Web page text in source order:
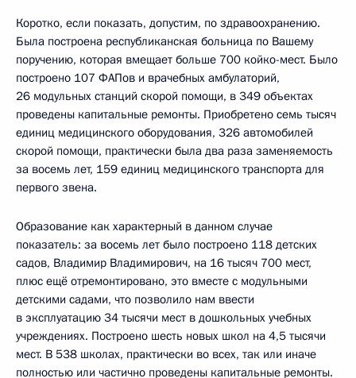
Коротко, если показать, допустим, по здравоохранению.
Была построена республиканская больница по Вашему
поручению, которая вмещает больше 700 койко-мест. Было
построено 107 ФАПов и врачебных амбулаторий,
26 модульных станций скорой помощи, в 349 объектах
проведены капитальные ремонты. Приобретено семь тысяч
единиц медицинского оборудования, 326 автомобилей
скорой помощи, практически была два раза заменяемость
за восемь лет, 159 единиц медицинского транспорта для
первого звена.
Образование как характерный в данном случае
показатель: за восемь лет было построено 118 детских
садов, Владимир Владимирович, на 16 тысяч 700 мест,
плюс ещё отремонтировано, это вместе с модульными
детскими садами, что позволило нам ввести
в эксплуатацию 34 тысячи мест в дошкольных учебных
учреждениях. Построено шесть новых школ на 4,5 тысячи
мест. В 538 школах, практически во всех, так или иначе
полностью или частично проведены капитальные ремонты.